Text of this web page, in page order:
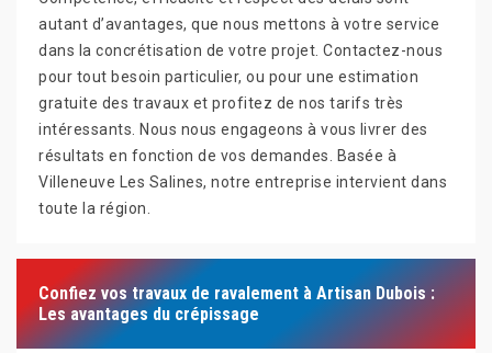
autant d’avantages, que nous mettons à votre service
dans la concrétisation de votre projet. Contactez-nous
pour tout besoin particulier, ou pour une estimation
gratuite des travaux et profitez de nos tarifs très
intéressants. Nous nous engageons à vous livrer des
résultats en fonction de vos demandes. Basée à
Villeneuve Les Salines, notre entreprise intervient dans
toute la région.
Confiez vos travaux de ravalement à Artisan Dubois :
Les avantages du crépissage